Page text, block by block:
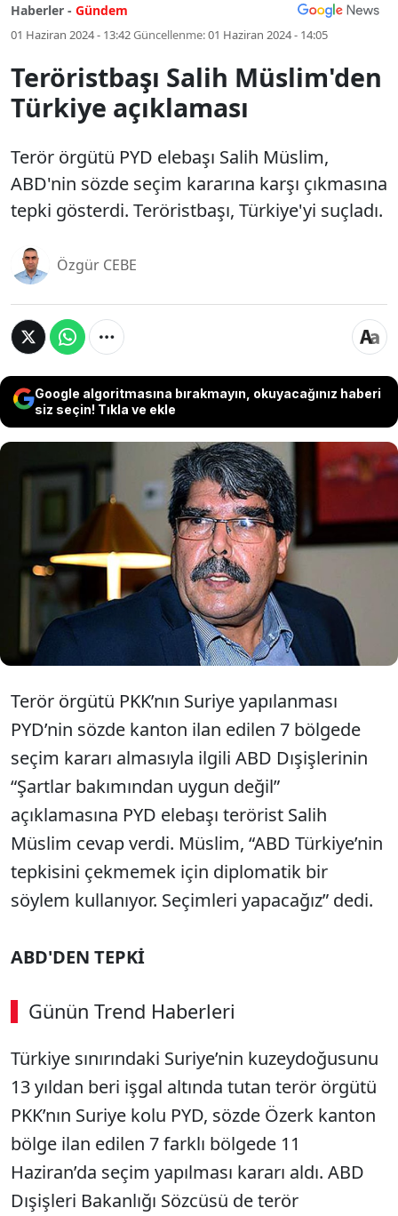
Haberler - Gündem
01 Haziran 2024 - 13:42Güncellenme:01 Haziran 2024 - 14:05
Teröristbaşı Salih Müslim'den
Türkiye açıklaması
Terör örgütü PYD elebaşı Salih Müslim,
ABD'nin sözde seçim kararına karşı çıkmasına
tepki gösterdi. Teröristbaşı, Türkiye'yi suçladı.
Özgür CEBE
Google algoritmasına bırakmayın, okuyacağınız haberi
siz seçin! Tıkla ve ekle
Terör örgütü PYD elebaşı Salih Müslim,
ABD'nin sözde seçim kararına karşı
çıkmasına tepki gösterdi. Teröristbaşı,
Türkiye'yi suçladı.
Terör örgütü PKK’nın Suriye yapılanması
PYD’nin sözde kanton ilan edilen 7 bölgede
seçim kararı almasıyla ilgili ABD Dışişlerinin
“Şartlar bakımından uygun değil”
açıklamasına PYD elebaşı terörist Salih
Müslim cevap verdi. Müslim, “ABD Türkiye’nin
tepkisini çekmemek için diplomatik bir
söylem kullanıyor. Seçimleri yapacağız” dedi.
ABD'DEN TEPKİ
Günün Trend Haberleri
Türkiye sınırındaki Suriye’nin kuzeydoğusunu
13 yıldan beri işgal altında tutan terör örgütü
PKK’nın Suriye kolu PYD, sözde Özerk kanton
bölge ilan edilen 7 farklı bölgede 11
Haziran’da seçim yapılması kararı aldı. ABD
Dışişleri Bakanlığı Sözcüsü de terör